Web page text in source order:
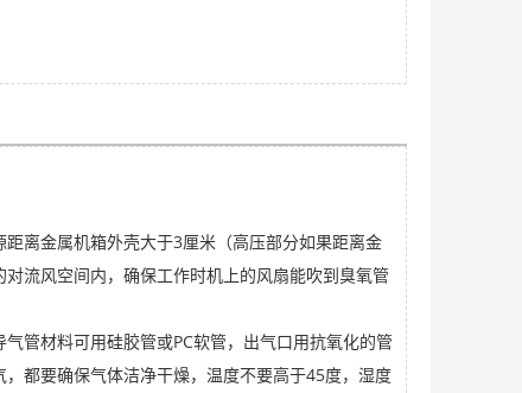
离金属机箱外壳大于3厘米（高压部分如果距离金
流风空间内，确保工作时机上的风扇能吹到臭氧管
管材料可用硅胶管或PC软管，出气口用抗氧化的管
都要确保气体洁净干燥，温度不要高于45度，湿度